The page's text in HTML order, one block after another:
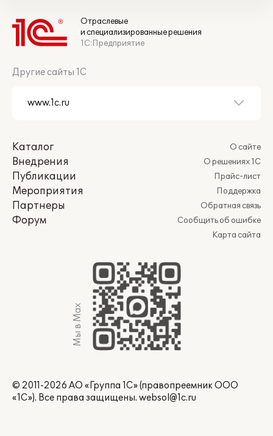
Отраслевые
и специализированные решения
1С:Предприятие
Другие сайты 1С
Каталог
Внедрения
Публикации
Мероприятия
Партнеры
Форум
О сайте
О решениях 1С
Прайс-лист
Поддержка
Обратная связь
Сообщить об ошибке
Карта сайта
Мы в Max
© 2011-2026 АО «Группа 1С» (правопреемник ООО
«1С»). Все права защищены. websol@1c.ru